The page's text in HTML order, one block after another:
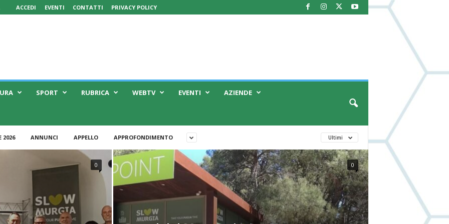
ACCEDI EVENTI CONTATTI PRIVACY POLICY
SPORT RUBRICA WEBTV EVENTI AZIENDE
2026 ANNUNCI APPELLO APPROFONDIMENTO Ultimi
0 0